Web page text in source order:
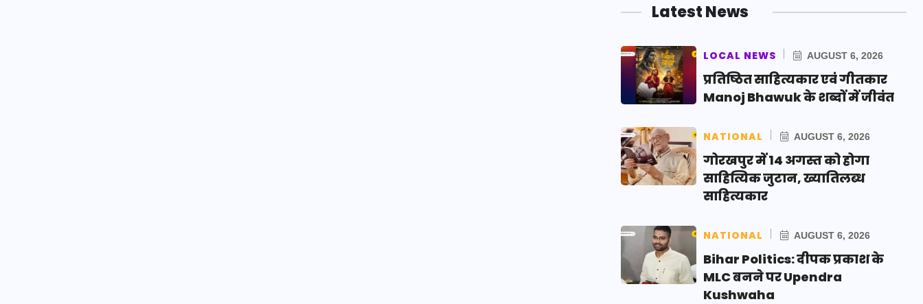
Latest News
LOCAL NEWS AUGUST 6, 2026
प्रतिष्ठित साहित्यकार एवं गीतकार
Manoj Bhawuk के शब्दों में जीवंत
NATIONAL AUGUST 6, 2026
गोरखपुर में 14 अगस्त को होगा
साहित्यिक जुटान, ख्यातिलब्ध
साहित्यकार
NATIONAL AUGUST 6, 2026
Bihar Politics: दीपक प्रकाश के
MLC बनने पर Upendra
Kushwaha